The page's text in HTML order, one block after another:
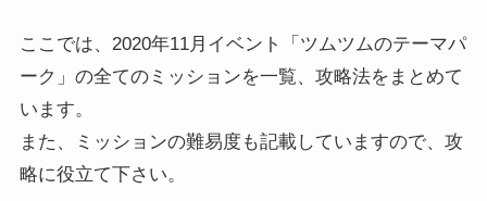
ここでは、2020年11月イベント「ツムツムのテーマパ
ーク」の全てのミッションを一覧、攻略法をまとめて
います。
また、ミッションの難易度も記載していますので、攻
略に役立て下さい。